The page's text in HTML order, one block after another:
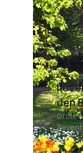
den
Grote